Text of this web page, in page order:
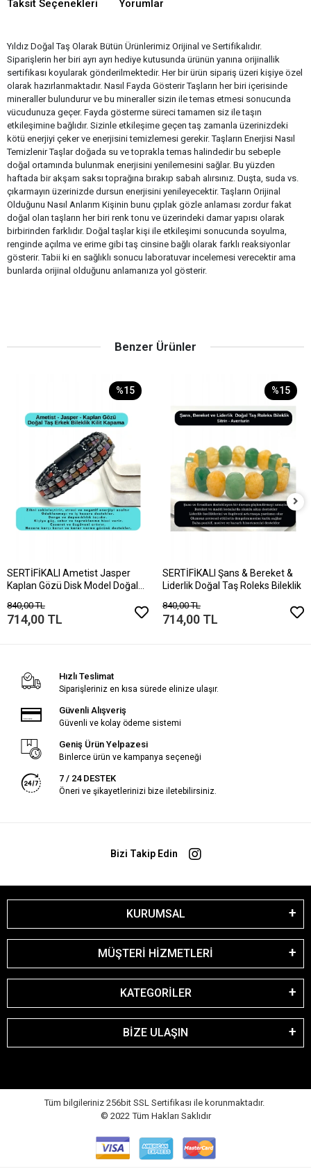
Taksit Seçenekleri Yorumlar
Yıldız Doğal Taş Olarak Bütün Ürünlerimiz Orijinal ve Sertifikalıdır.
Siparişlerin her biri ayrı ayrı hediye kutusunda ürünün yanına orijinallik
sertifikası koyularak gönderilmektedir. Her bir ürün sipariş üzeri kişiye özel
olarak hazırlanmaktadır. Nasıl Fayda Gösterir Taşların her biri içerisinde
mineraller bulundurur ve bu mineraller sizin ile temas etmesi sonucunda
vücudunuza geçer. Fayda gösterme süreci tamamen siz ile taşın
etkileşimine bağlıdır. Sizinle etkileşime geçen taş zamanla üzerinizdeki
kötü enerjiyi çeker ve enerjisini temizlemesi gerekir. Taşların Enerjisi Nasıl
Temizlenir Taşlar doğada su ve toprakla temas halindedir bu sebeple
doğal ortamında bulunmak enerjisini yenilemesini sağlar. Bu yüzden
haftada bir akşam saksı toprağına bırakıp sabah alırsınız. Duşta, suda vs.
çıkarmayın üzerinizde dursun enerjisini yenileyecektir. Taşların Orijinal
Olduğunu Nasıl Anlarım Kişinin bunu çıplak gözle anlaması zordur fakat
doğal olan taşların her biri renk tonu ve üzerindeki damar yapısı olarak
birbirinden farklıdır. Doğal taşlar kişi ile etkileşimi sonucunda soyulma,
renginde açılma ve erime gibi taş cinsine bağlı olarak farklı reaksiyonlar
gösterir. Tabii ki en sağlıklı sonucu laboratuvar incelemesi verecektir ama
bunlarda orijinal olduğunu anlamanıza yol gösterir.
Benzer Ürünler
%15
SERTİFİKALI Ametist Jasper
Kaplan Gözü Disk Model Doğal
840,00 TL
714,00 TL
%15
SERTİFİKALI Şans & Bereket &
Liderlik Doğal Taş Roleks Bileklik
840,00 TL
714,00 TL
Hızlı Teslimat
Siparişleriniz en kısa sürede elinize ulaşır.
Güvenli Alışveriş
Güvenli ve kolay ödeme sistemi
Geniş Ürün Yelpazesi
Binlerce ürün ve kampanya seçeneği
7 / 24 DESTEK
Öneri ve şikayetlerinizi bize iletebilirsiniz.
Bizi Takip Edin
KURUMSAL
MÜŞTERİ HİZMETLERİ
KATEGORİLER
BİZE ULAŞIN
Tüm bilgileriniz 256bit SSL Sertifikası ile korunmaktadır.
© 2022 Tüm Hakları Saklıdır